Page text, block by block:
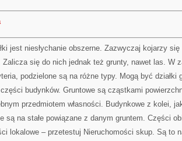
jest niesłychanie obszerne. Zazwyczaj kojarzy
Zalicza się do nich jednak też grunty, nawet las. W
podzielone są na różne typy. Mogą być działki
budynków. Gruntowe są cząstkami
przedmiotem własności. Budynkowe z kolei,
są na stałe powiązane z danym gruntem. Części
lokalowe – przetestuj Nieruchomości skup. Są to